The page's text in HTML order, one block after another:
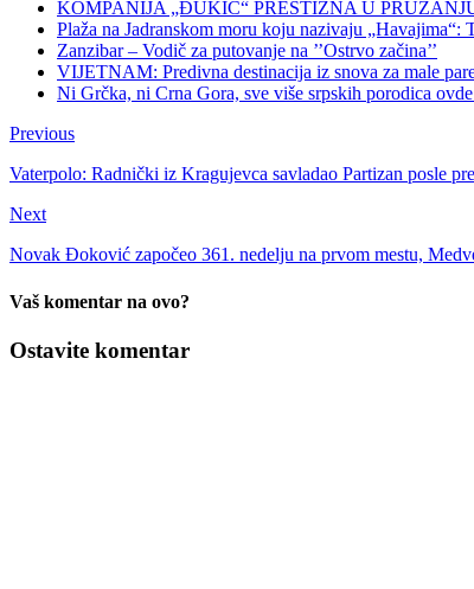
KOMPANIJA „ĐUKIĆ“ PRESTIŽNA U
Plaža na Jadranskom moru koju nazivaju
Zanzibar – Vodič za putovanje na ’’Ostrvo začina’’
VIJETNAM: Predivna destinacija iz snova za male
Ni Grčka, ni Crna Gora, sve više srpskih porodica
Previous
Vaterpolo: Radnički iz Kragujevca savladao Partizan posle
Next
Novak Đoković započeo 361. nedelju na prvom mestu,
Vaš komentar na ovo?
Ostavite komentar